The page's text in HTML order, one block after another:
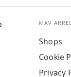
MAV
Shops
Cookie
Privacy